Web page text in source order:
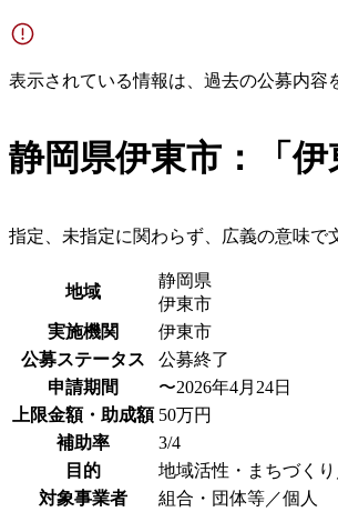
表示されている情報は、過去の公募内容
静岡県伊東市：「伊
指定、未指定に関わらず、広義の意味で
地域
静岡県
伊東市
実施機関
伊東市
公募ステータス
公募終了
申請期間
〜2026年4月24日
上限金額・助成額 50万円
補助率
3/4
目的
地域活性・まちづく
対象事業者
組合・団体等／個人